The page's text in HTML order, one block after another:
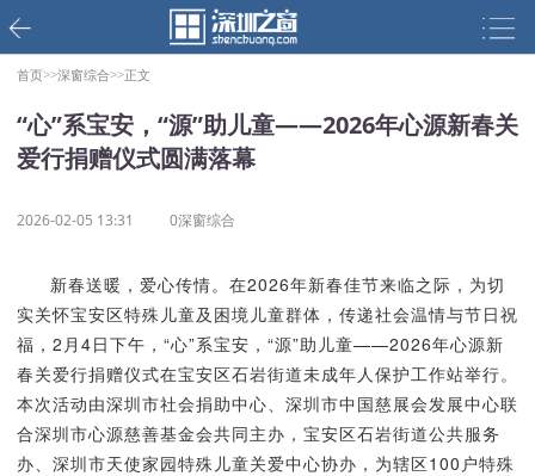
首页>>深窗综合>>正文
“心”系宝安，“源”助儿童——2026年心源新春关
爱行捐赠仪式圆满落幕
2026-02-05 13:31 0深窗综合
新春送暖，爱心传情。在2026年新春佳节来临之际，为切
实关怀宝安区特殊儿童及困境儿童群体，传递社会温情与节日祝
福，2月4日下午，“心”系宝安，“源”助儿童——2026年心源新
春关爱行捐赠仪式在宝安区石岩街道未成年人保护工作站举行。
本次活动由深圳市社会捐助中心、深圳市中国慈展会发展中心联
合深圳市心源慈善基金会共同主办，宝安区石岩街道公共服务
办、深圳市天使家园特殊儿童关爱中心协办，为辖区100户特殊